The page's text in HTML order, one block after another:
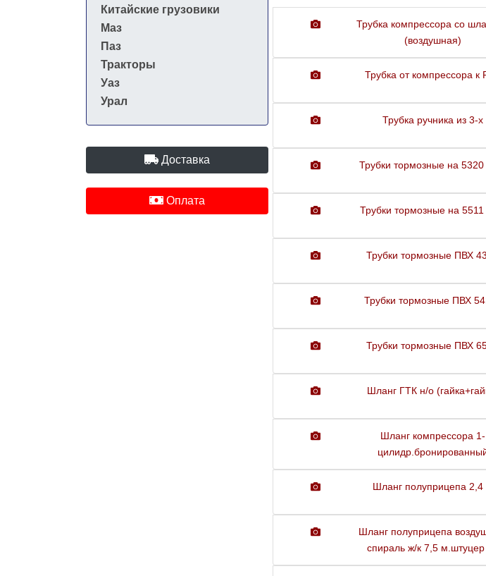
Китайские грузовики
Маз
Паз
Тракторы
Уаз
Урал
Доставка
Оплата
Трубка компрессора со
(воздушная)
Трубка от компрессора к
Трубка ручника из 3-х
Трубки тормозные на
Трубки тормозные на
Трубки тормозные ПВХ
Трубки тормозные ПВХ
Трубки тормозные ПВХ
Шланг ГТК н/о
Шланг компрессора 1-
Шланг полуприцепа 2,4
Шланг полуприцепа
спираль ж/к 7,5 м.штуцер